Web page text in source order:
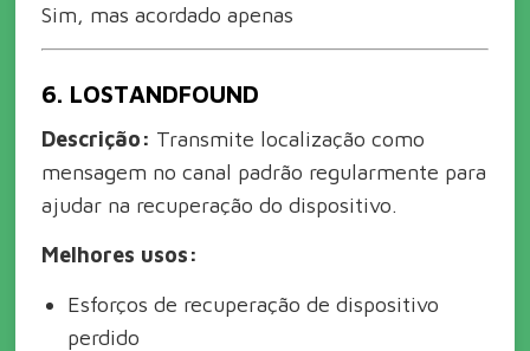
Sim, mas acordado apenas
6. LOSTANDFOUND
Descrição: Transmite localização como
mensagem no canal padrão regularmente para
ajudar na recuperação do dispositivo.
Melhores usos:
Esforços de recuperação de dispositivo
perdido